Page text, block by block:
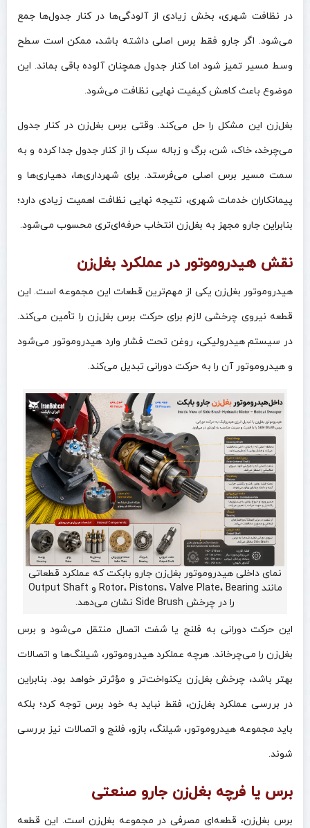
در نظافت شهری، بخش زیادی از آلودگی‌ها در کنار جدول‌ها جمع
می‌شود. اگر جارو فقط برس اصلی داشته باشد، ممکن است سطح
وسط مسیر تمیز شود اما کنار جدول همچنان آلوده باقی بماند. این
موضوع باعث کاهش کیفیت نهایی نظافت می‌شود.
بغل‌زن این مشکل را حل می‌کند. وقتی برس بغل‌زن در کنار جدول
می‌چرخد، خاک، شن، برگ و زباله سبک را از کنار جدول جدا کرده و به
سمت مسیر برس اصلی می‌فرستد. برای شهرداری‌ها، دهیاری‌ها و
پیمانکاران خدمات شهری، نتیجه نهایی نظافت اهمیت زیادی دارد؛
بنابراین جارو مجهز به بغل‌زن انتخاب حرفه‌ای‌تری محسوب می‌شود.
نقش هیدروموتور در عملکرد بغل‌زن
هیدروموتور بغل‌زن یکی از مهم‌ترین قطعات این مجموعه است. این
قطعه نیروی چرخشی لازم برای حرکت برس بغل‌زن را تأمین می‌کند.
در سیستم هیدرولیکی، روغن تحت فشار وارد هیدروموتور می‌شود
و هیدروموتور آن را به حرکت دورانی تبدیل می‌کند.
نمای داخلی هیدروموتور بغل‌زن جارو بابکت که عملکرد قطعاتی
مانند Rotor، Pistons، Valve Plate، Bearing و Output Shaft
را در چرخش Side Brush نشان می‌دهد.
این حرکت دورانی به فلنج یا شفت اتصال منتقل می‌شود و برس
بغل‌زن را می‌چرخاند. هرچه عملکرد هیدروموتور، شیلنگ‌ها و اتصالات
بهتر باشد، چرخش بغل‌زن یکنواخت‌تر و مؤثرتر خواهد بود. بنابراین
در بررسی عملکرد بغل‌زن، فقط نباید به خود برس توجه کرد؛ بلکه
باید مجموعه هیدروموتور، شیلنگ، بازو، فلنج و اتصالات نیز بررسی
شوند.
برس یا فرچه بغل‌زن جارو صنعتی
برس بغل‌زن، قطعه‌ای مصرفی در مجموعه بغل‌زن است. این قطعه